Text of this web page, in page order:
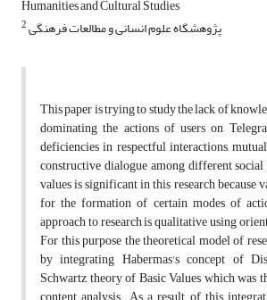
Humanities and Cultural Studies
2پژوهشگاه علوم انسانی و مطالعات فرهنگی
This paper is trying to study the lack of
dominating the actions of users on
deficiencies in respectful interactions,
constructive dialogue among different
values is significant in this research because
for the formation of certain modes of
approach to research is qualitative using
For this purpose the theoretical model of
by integrating Habermas's concept of
Schwartz theory of Basic Values which was